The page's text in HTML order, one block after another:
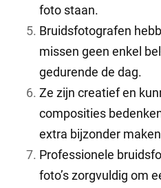
foto staan.
Bruidsfotografen
missen geen enkel
gedurende de dag.
Ze zijn creatief en
composities
extra bijzonder
Professionele
foto’s zorgvuldig om